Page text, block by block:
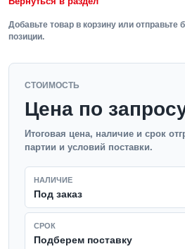
Добавьте товар в корзину или
позиции.
СТОИМОСТЬ
Цена по
Итоговая цена, наличие и срок
партии и условий поставки.
НАЛИЧИЕ
Под заказ
СРОК
Подберем поставку